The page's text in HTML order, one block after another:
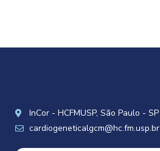
InCor - HCFMUSP, São Paulo - SP
cardiogeneticalgcm@hc.fm.usp.br